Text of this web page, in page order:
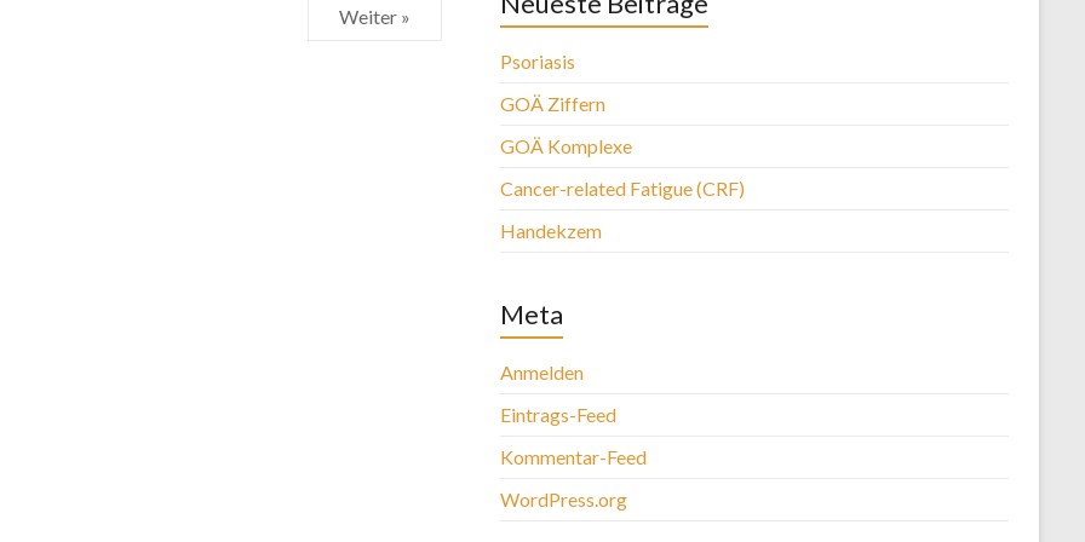
Weiter »
Psoriasis
GOÄ Ziffern
GOÄ Komplexe
Cancer-related Fatigue (CRF)
Handekzem
Meta
Anmelden
Eintrags-Feed
Kommentar-Feed
WordPress.org